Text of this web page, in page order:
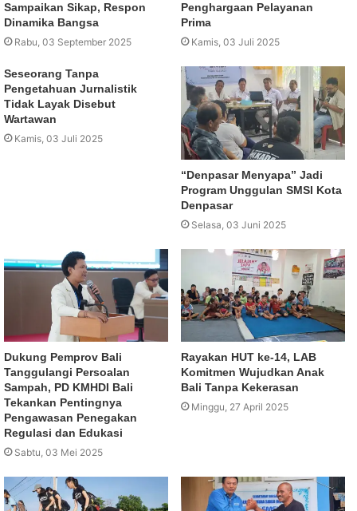
Sampaikan Sikap, Respon
Dinamika Bangsa
Rabu, 03 September 2025
Penghargaan Pelayanan
Prima
Kamis, 03 Juli 2025
Seseorang Tanpa
Pengetahuan Jurnalistik
Tidak Layak Disebut
Wartawan
Kamis, 03 Juli 2025
“Denpasar Menyapa” Jadi
Program Unggulan SMSI Kota
Denpasar
Selasa, 03 Juni 2025
Dukung Pemprov Bali
Tanggulangi Persoalan
Sampah, PD KMHDI Bali
Tekankan Pentingnya
Pengawasan Penegakan
Regulasi dan Edukasi
Sabtu, 03 Mei 2025
Rayakan HUT ke-14, LAB
Komitmen Wujudkan Anak
Bali Tanpa Kekerasan
Minggu, 27 April 2025